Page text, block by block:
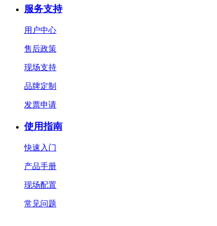
服务支持
用户中心
售后政策
现场支持
品牌定制
发票申请
使用指南
快速入门
产品手册
现场配置
常见问题